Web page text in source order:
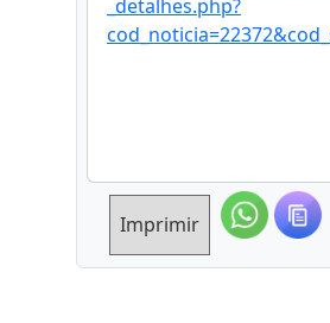
_detalhes.php?
Imprimir